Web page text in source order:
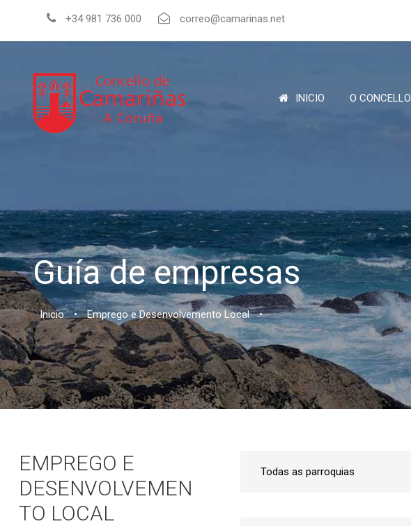
+34 981 736 000 correo@camarinas.net
INICIO O CONCELLO
Guía de empresas
Inicio • Emprego e Desenvolvemento Local •
EMPREGO E
DESENVOLVEMEN
TO LOCAL